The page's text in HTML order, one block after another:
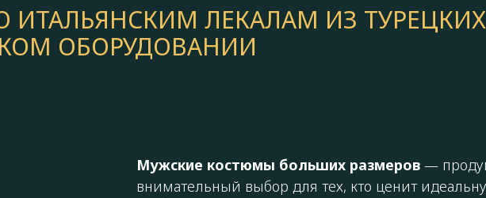
ЛЕКАЛАМ ИЗ ТУРЕЦКИХ
ОБОРУДОВАНИИ
Мужские костюмы больших размеров —
внимательный выбор для тех, кто ценит